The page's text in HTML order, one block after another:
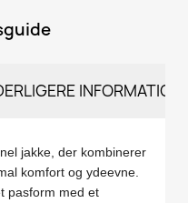
INFORMATION
jakke, der kombinerer
komfort og ydeevne.
pasform med et